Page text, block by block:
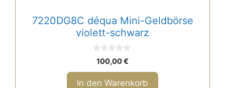
7220DG8C déqua Mini-Geldbörse
violett-schwarz
0
o
5
100,00€
In den Warenkorb